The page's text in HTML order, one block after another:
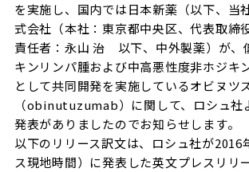
を実施し、国内では日本新薬（以下、当
式会社（本社：東京都中央区、代表取締
責任者：永山 治 以下、中外製薬）が、
キンリンパ腫および中高悪性度非ホジキ
として共同開発を実施しているオビヌツ
（obinutuzumab）に関して、ロシュ社
発表がありましたのでお知らせします。
以下のリリース訳文は、ロシュ社が2016
ス現地時間）に発表した英文プレスリリ